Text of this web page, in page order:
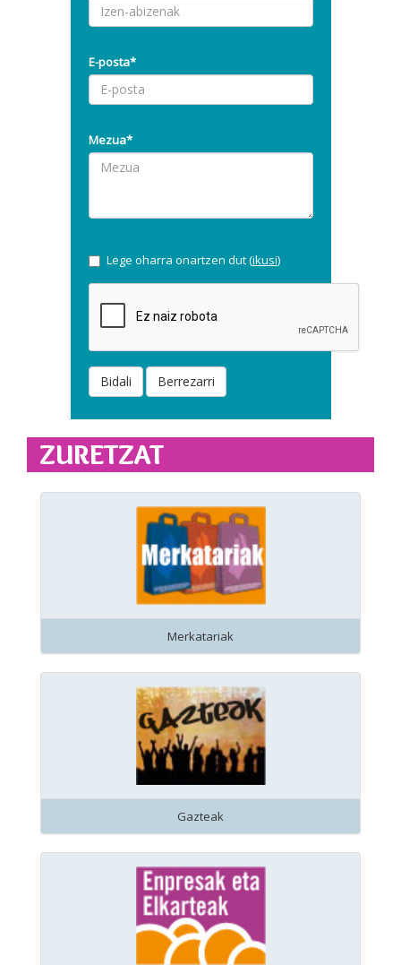
E-posta*
Mezua*
Lege oharra onartzen dut (ikusi)
Bidali Berrezarri
ZURETZAT
Merkatariak
Gazteak